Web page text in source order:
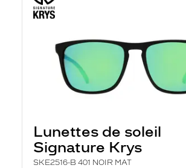
Lunettes de soleil
Signature Krys
SKE2516-B 401 NOIR MAT